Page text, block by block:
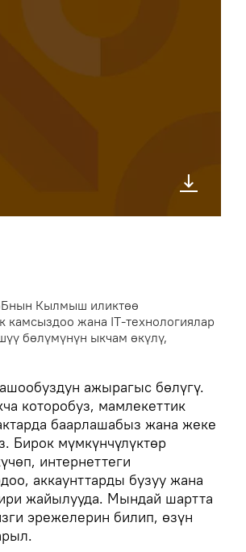
Кылмыш иликтөө
жана IT-технологиялар
бөлүмүнүн ыкчам өкүлү,
ажырагыс бөлүгү.
которобуз, мамлекеттик
баарлашабыз жана жеке
Бирок мүмкүнчүлүктөр
интернеттеги
аккаунттарды бузуу жана
жайылууда. Мындай шартта
эрежелерин билип, өзүн